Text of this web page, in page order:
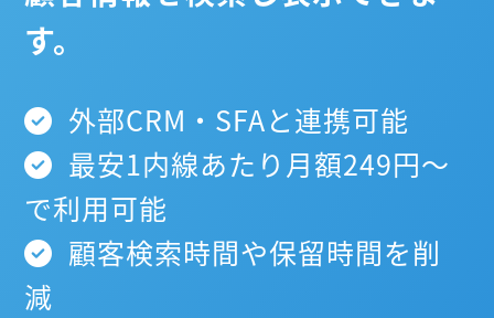
す。
外部CRM・SFAと連携可能
最安1内線あたり月額249円～
で利用可能
顧客検索時間や保留時間を削
減